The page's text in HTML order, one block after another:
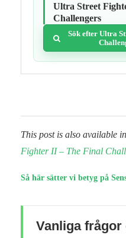
Ultra Street
Challengers
Sök efter Ultra
This post is also available
Fighter II – The Final
Så här sätter vi betyg på
Vanliga frågor